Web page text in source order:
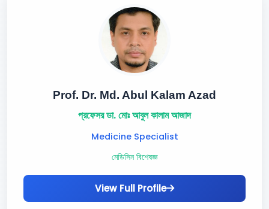
Prof. Dr. Md. Abul Kalam Azad
প্রফেসর ডা. মোঃ আবুল কালাম আজাদ
Medicine Specialist
মেডিসিন বিশেষজ্ঞ
View Full Profile